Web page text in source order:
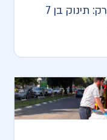
דוברות הצלה • מרחב דן בני ברק: תינוק בן 7